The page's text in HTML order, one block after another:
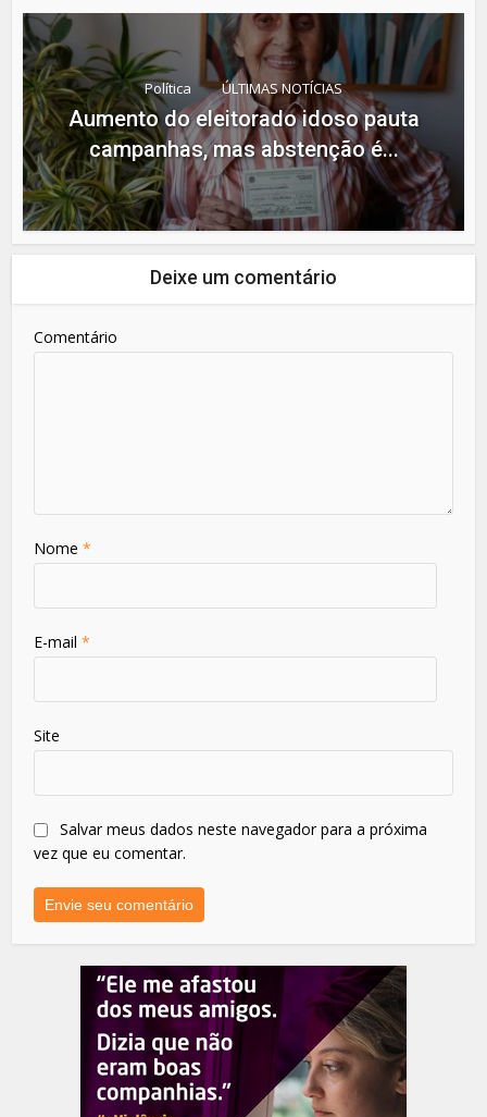
Política ÚLTIMAS NOTÍCIAS
Aumento do eleitorado idoso pauta
campanhas, mas abstenção é...
Deixe um comentário
Comentário
Nome*
E-mail*
Site
Salvar meus dados neste navegador para a próxima
vez que eu comentar.